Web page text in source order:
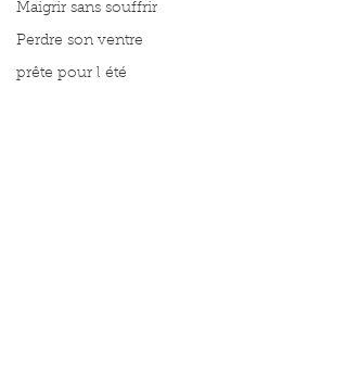
Maigrir sans souffrir
Perdre son ventre
prête pour l été